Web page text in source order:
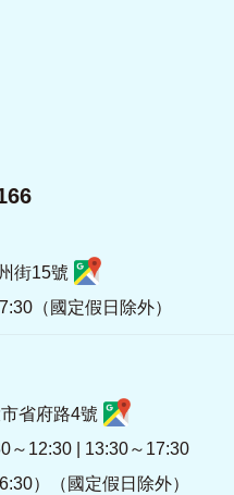
街15號
（國定假日除外）
省府路4號
～12:30 | 13:30～17:30
）（國定假日除外）